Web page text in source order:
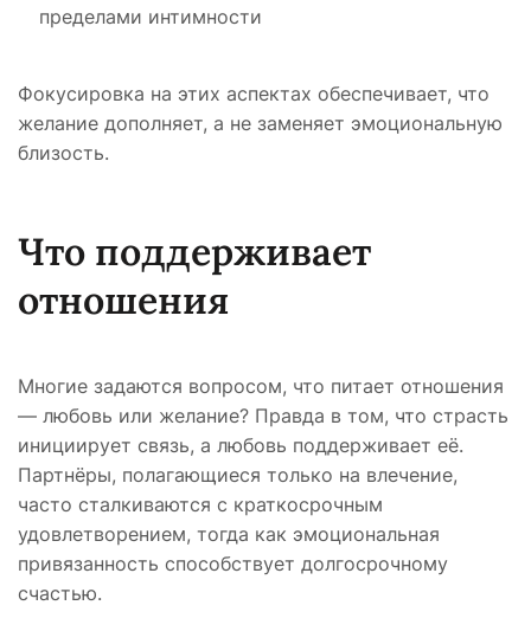
пределами интимности
Фокусировка на этих аспектах обеспечивает, что
желание дополняет, а не заменяет эмоциональную
близость.
Что поддерживает
отношения
Многие задаются вопросом, что питает отношения
— любовь или желание? Правда в том, что страсть
инициирует связь, а любовь поддерживает её.
Партнёры, полагающиеся только на влечение,
часто сталкиваются с краткосрочным
удовлетворением, тогда как эмоциональная
привязанность способствует долгосрочному
счастью.